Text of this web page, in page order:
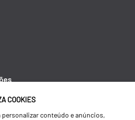
COOKIES
conteúdo e anúncios,
(RGPC)